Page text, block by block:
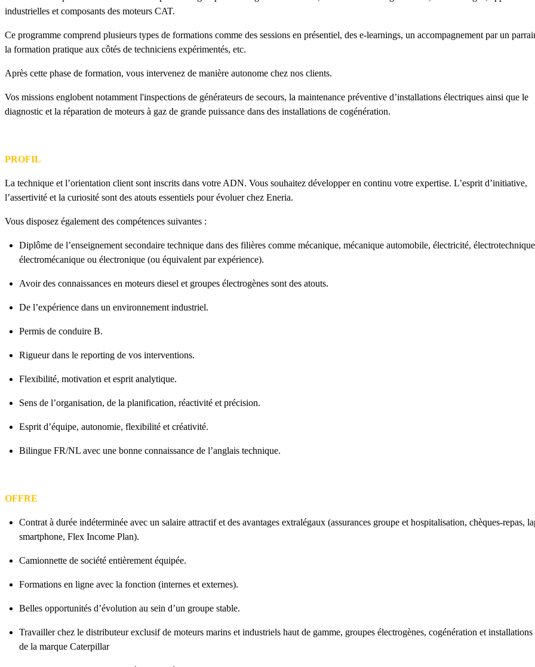
industrielles et composants des moteurs CAT.
Ce programme comprend plusieurs types de formations comme des sessions en présentiel, des e-learnings, un accompagnement par un
la formation pratique aux côtés de techniciens expérimentés, etc.
Après cette phase de formation, vous intervenez de manière autonome chez nos clients.
Vos missions englobent notamment l'inspections de générateurs de secours, la maintenance préventive d’installations électriques ainsi que le
diagnostic et la réparation de moteurs à gaz de grande puissance dans des installations de cogénération.
PROFIL
La technique et l’orientation client sont inscrits dans votre ADN. Vous souhaitez développer en continu votre expertise. L’esprit d’initiative,
l’assertivité et la curiosité sont des atouts essentiels pour évoluer chez Eneria.
Vous disposez également des compétences suivantes :
Diplôme de l’enseignement secondaire technique dans des filières comme mécanique, mécanique automobile, électricité,
électromécanique ou électronique (ou équivalent par expérience).
Avoir des connaissances en moteurs diesel et groupes électrogènes sont des atouts.
De l’expérience dans un environnement industriel.
Permis de conduire B.
Rigueur dans le reporting de vos interventions.
Flexibilité, motivation et esprit analytique.
Sens de l’organisation, de la planification, réactivité et précision.
Esprit d’équipe, autonomie, flexibilité et créativité.
Bilingue FR/NL avec une bonne connaissance de l’anglais technique.
OFFRE
Contrat à durée indéterminée avec un salaire attractif et des avantages extralégaux (assurances groupe et hospitalisation, chèques-repas,
smartphone, Flex Income Plan).
Camionnette de société entièrement équipée.
Formations en ligne avec la fonction (internes et externes).
Belles opportunités d’évolution au sein d’un groupe stable.
Travailler chez le distributeur exclusif de moteurs marins et industriels haut de gamme, groupes électrogènes, cogénération et installations
de la marque Caterpillar